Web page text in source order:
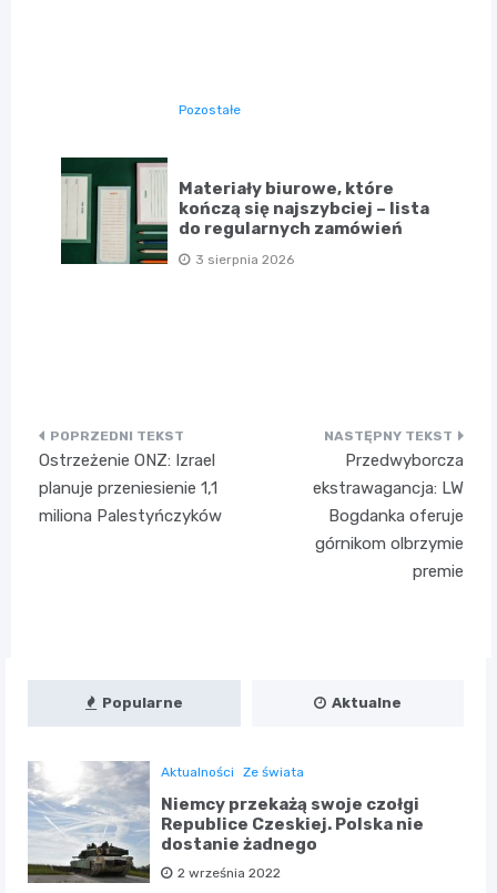
Pozostałe
Materiały biurowe, które
kończą się najszybciej – lista
do regularnych zamówień
3 sierpnia 2026
Nawigacja
wpisu
Ostrzeżenie ONZ: Izrael
planuje przeniesienie 1,1
miliona Palestyńczyków
Przedwyborcza
ekstrawagancja: LW
Bogdanka oferuje
górnikom olbrzymie
premie
Popularne Aktualne
Aktualności Ze świata
Niemcy przekażą swoje czołgi
Republice Czeskiej. Polska nie
dostanie żadnego
2 września 2022